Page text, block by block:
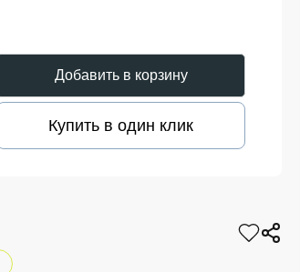
Добавить в корзину
Купить в один клик